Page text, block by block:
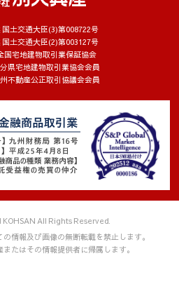
土交通大臣(3)第008722号
土交通大臣(2)第003127号
国宅地建物取引業保証協会
県宅地建物取引業協会会員
不動産公正取引協議会会員
KOHSAN All Rights Reserved.
情報及び画像の無断転載を禁止します。
たはその情報提供者に帰属します。